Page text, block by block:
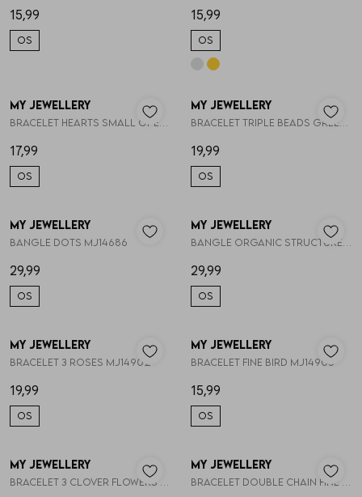
Skorts
Blazers & gilets
Rokken
Sets
Jassen
Lingerie
Broche
Enkelbandjes
Overige Sieraden
Parfum
Petten & Mutsen
Woonaccessoires
Overige Accessoires
15,99
OS
15,99
OS
1 /2
My Jewellery
17,99
OS
1 /2
My Jewellery
19,99
OS
1 /2
My Jewellery
Bangle dots MJ14686
29,99
OS
1 /2
My Jewellery
29,99
OS
1 /2
My Jewellery
Bracelet 3 roses MJ14902
19,99
OS
1 /2
My Jewellery
Bracelet fine bird MJ14905
15,99
OS
1 /2
My Jewellery 1 /2
My Jewellery